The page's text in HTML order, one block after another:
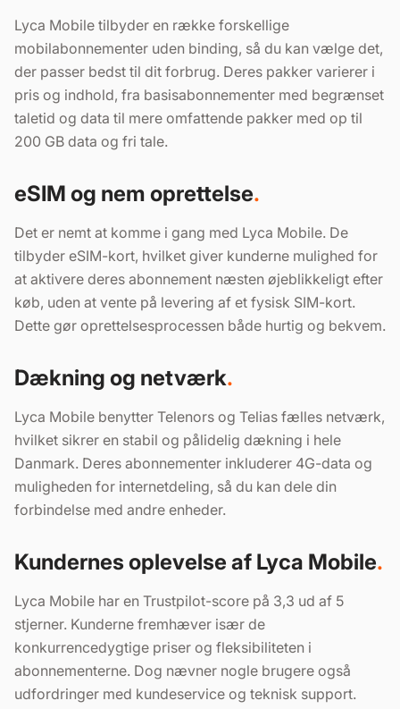
Lyca Mobile tilbyder en række forskellige
mobilabonnementer uden binding, så du kan vælge det,
der passer bedst til dit forbrug. Deres pakker varierer i
pris og indhold, fra basisabonnementer med begrænset
taletid og data til mere omfattende pakker med op til
200 GB data og fri tale.
eSIM og nem oprettelse
Det er nemt at komme i gang med Lyca Mobile. De
tilbyder eSIM-kort, hvilket giver kunderne mulighed for
at aktivere deres abonnement næsten øjeblikkeligt efter
køb, uden at vente på levering af et fysisk SIM-kort.
Dette gør oprettelsesprocessen både hurtig og bekvem.
Dækning og netværk
Lyca Mobile benytter Telenors og Telias fælles netværk,
hvilket sikrer en stabil og pålidelig dækning i hele
Danmark. Deres abonnementer inkluderer 4G-data og
muligheden for internetdeling, så du kan dele din
forbindelse med andre enheder.
Kundernes oplevelse af Lyca Mobile
Lyca Mobile har en Trustpilot-score på 3,3 ud af 5
stjerner. Kunderne fremhæver især de
konkurrencedygtige priser og fleksibiliteten i
abonnementerne. Dog nævner nogle brugere også
udfordringer med kundeservice og teknisk support.